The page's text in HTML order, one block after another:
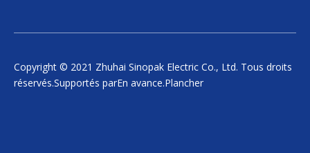
Copyright © 2021 Zhuhai Sinopak Electric Co., Ltd. Tous droits
réservés.Supportés parEn avance.Plancher